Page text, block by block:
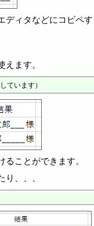
ディタなどにコピペ
えます。
ことができます。
、、、